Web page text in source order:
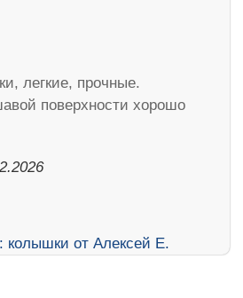
легкие, прочные.
поверхности хорошо